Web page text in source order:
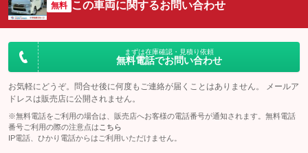
無料 この車両に関するお問い合わせ
まずは在庫確認・見積り依頼
無料電話でお問い合わせ
お気軽にどうぞ。問合せ後に何度もご連絡が届くことはありません。 メールア
ドレスは販売店に公開されません。
※無料電話をご利用の場合は、販売店へお客様の電話番号が通知されます。無料電話
番号ご利用の際の注意点は こちら
IP電話、ひかり電話からはご利用いただけません。